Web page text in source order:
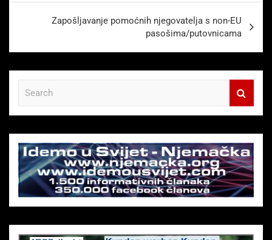
Zapošljavanje pomoćnih njegovatelja s non-EU
pasošima/putovnicama
c
h